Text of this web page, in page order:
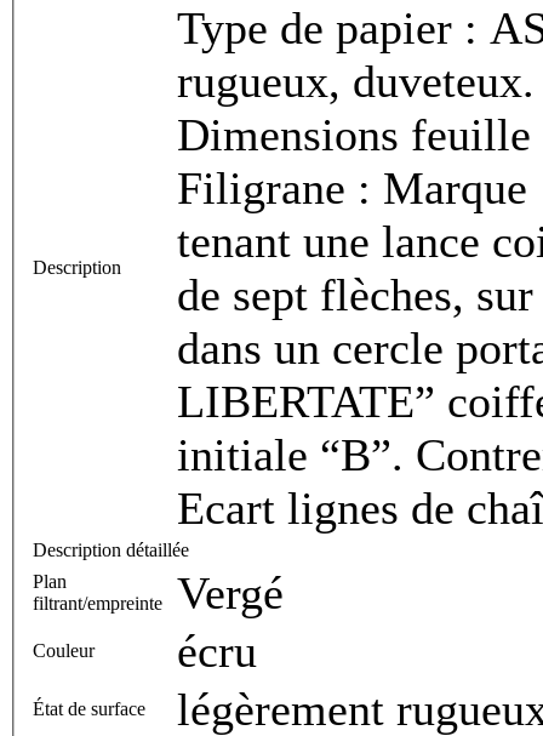
Description
Type de papier :
rugueux,
Dimensions
Filigrane :
tenant une lance
de sept flèches,
dans un cercle
LIBERTATE”
initiale “B”.
Ecart lignes de
Description détaillée
Plan
filtrant/empreinte
Vergé
Couleur écru
État de surface légèrement